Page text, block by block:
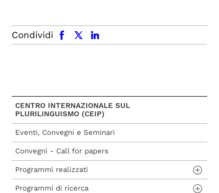
Condividi
facebook x.com linkedin
CENTRO INTERNAZIONALE SUL
PLURILINGUISMO (CEIP)
Eventi, Convegni e Seminari
Convegni - Call for papers
Programmi realizzati
Convegni, seminari e premi
Programmi di ricerca